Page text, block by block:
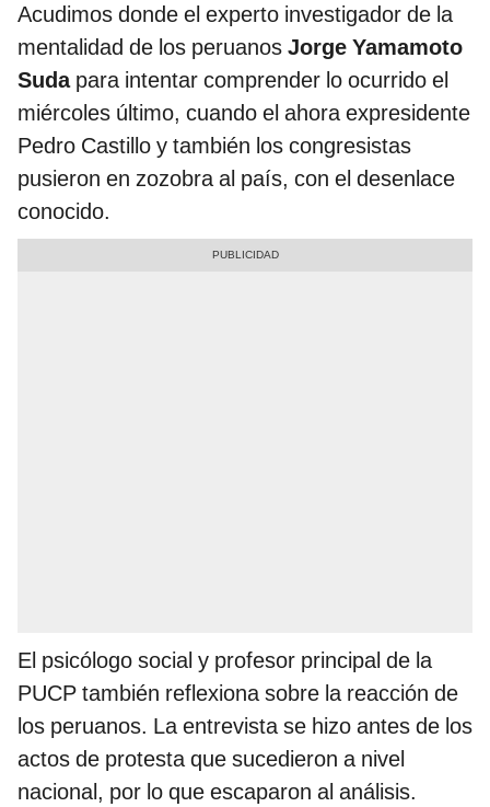
Acudimos donde el experto investigador de la
mentalidad de los peruanos Jorge Yamamoto
Sudapara intentar comprender lo ocurrido el
miércoles último, cuando el ahora expresidente
Pedro Castillo y también los congresistas
pusieron en zozobra al país, con el desenlace
conocido.
El psicólogo social y profesor principal de la
PUCP también reflexiona sobre la reacción de
los peruanos. La entrevista se hizo antes de los
actos de protesta que sucedieron a nivel
nacional, por lo que escaparon al análisis.